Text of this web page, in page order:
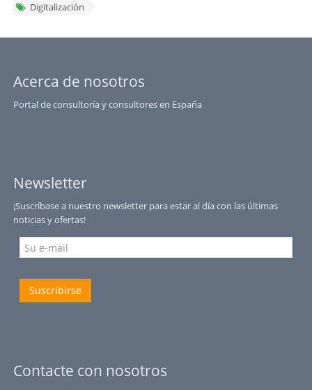
Digitalización
Acerca de nosotros
Portal de consultoría y consultores en España
Newsletter
¡Suscríbase a nuestro newsletter para estar al día con las últimas
noticias y ofertas!
Suscribirse
Contacte con nosotros